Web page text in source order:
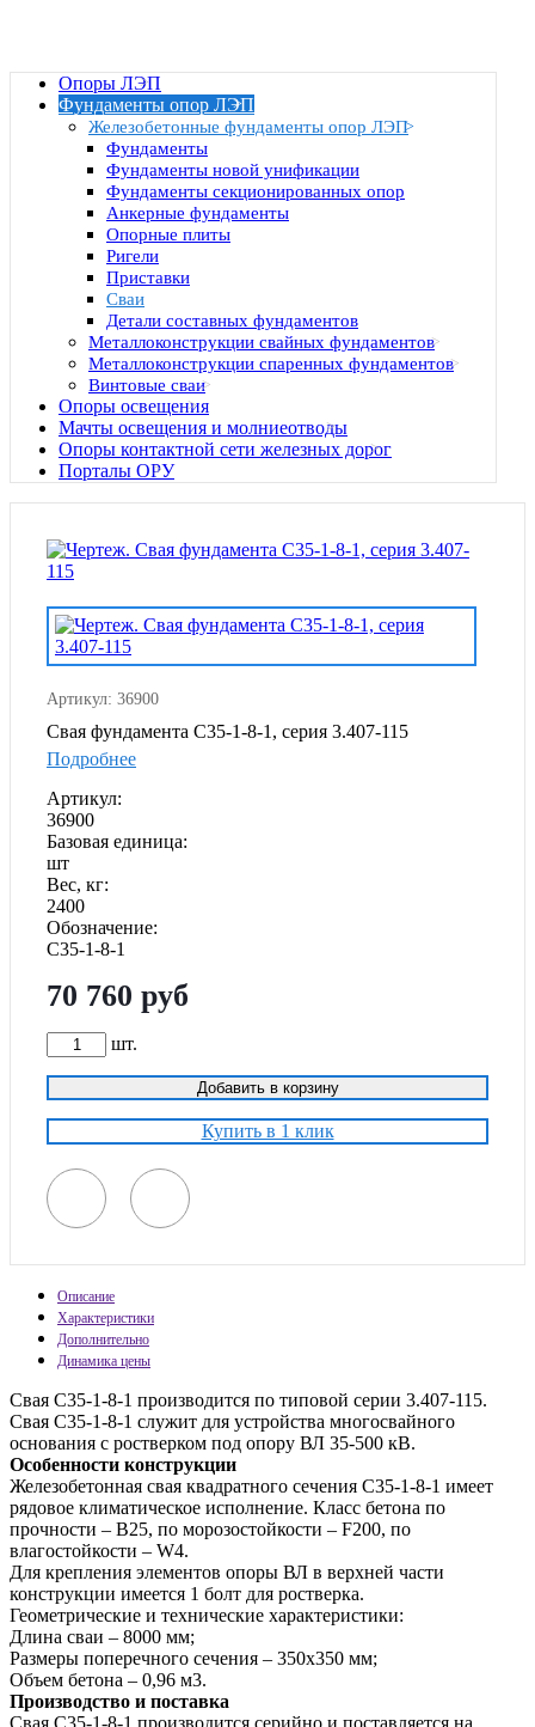
Опоры ЛЭП
Фундаменты опор ЛЭП
Железобетонные фундаменты опор ЛЭП
Фундаменты
Фундаменты новой унификации
Фундаменты секционированных опор
Анкерные фундаменты
Опорные плиты
Ригели
Приставки
Сваи
Детали составных фундаментов
Металлоконструкции свайных фундаментов
Металлоконструкции спаренных фундаментов
Винтовые сваи
Опоры освещения
Мачты освещения и молниеотводы
Опоры контактной сети железных дорог
Порталы ОРУ
Артикул: 36900
Свая фундамента С35-1-8-1, серия 3.407-115
Подробнее
Артикул:
36900
Базовая единица:
шт
Вес, кг:
2400
Обозначение:
С35-1-8-1
70 760 руб
шт.
Добавить в корзину
Купить в 1 клик
Описание
Характеристики
Дополнительно
Динамика цены
Свая С35-1-8-1 производится по типовой серии 3.407-115.
Свая С35-1-8-1 служит для устройства многосвайного
основания с ростверком под опору ВЛ 35-500 кВ.
Особенности конструкции
Железобетонная свая квадратного сечения С35-1-8-1 имеет
рядовое климатическое исполнение. Класс бетона по
прочности – В25, по морозостойкости – F200, по
влагостойкости – W4.
Для крепления элементов опоры ВЛ в верхней части
конструкции имеется 1 болт для ростверка.
Геометрические и технические характеристики:
Длина сваи – 8000 мм;
Размеры поперечного сечения – 350х350 мм;
Объем бетона – 0,96 м3.
Производство и поставка
Свая С35-1-8-1 производится серийно и поставляется на